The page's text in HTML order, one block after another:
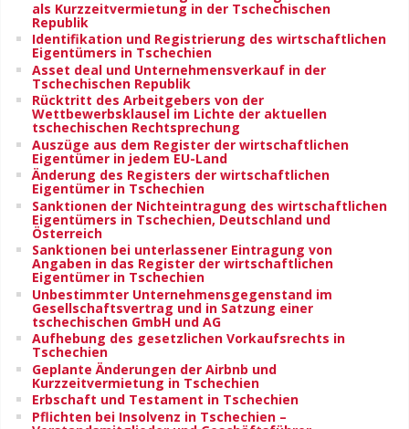
als Kurzzeitvermietung in der Tschechischen
Republik
Identifikation und Registrierung des wirtschaftlichen
Eigentümers in Tschechien
Asset deal und Unternehmensverkauf in der
Tschechischen Republik
Rücktritt des Arbeitgebers von der
Wettbewerbsklausel im Lichte der aktuellen
tschechischen Rechtsprechung
Auszüge aus dem Register der wirtschaftlichen
Eigentümer in jedem EU-Land
Änderung des Registers der wirtschaftlichen
Eigentümer in Tschechien
Sanktionen der Nichteintragung des wirtschaftlichen
Eigentümers in Tschechien, Deutschland und
Österreich
Sanktionen bei unterlassener Eintragung von
Angaben in das Register der wirtschaftlichen
Eigentümer in Tschechien
Unbestimmter Unternehmensgegenstand im
Gesellschaftsvertrag und in Satzung einer
tschechischen GmbH und AG
Aufhebung des gesetzlichen Vorkaufsrechts in
Tschechien
Geplante Änderungen der Airbnb und
Kurzzeitvermietung in Tschechien
Erbschaft und Testament in Tschechien
Pflichten bei Insolvenz in Tschechien –